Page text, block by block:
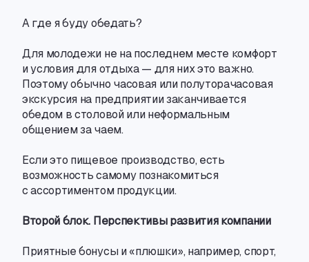
А где я буду обедать?
Для молодежи не на последнем месте комфорт
и условия для отдыха — для них это важно.
Поэтому обычно часовая или полуторачасовая
экскурсия на предприятии заканчивается
обедом в столовой или неформальным
общением за чаем.
Если это пищевое производство, есть
возможность самому познакомиться
с ассортиментом продукции.
Второй блок. Перспективы развития компании
Приятные бонусы и «плюшки», например, спорт,